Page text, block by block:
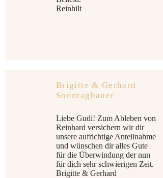
Reinhilt
Brigitte & Gerhard
Sonntagbauer
Liebe Gudi! Zum Ableben von
Reinhard versichern wir dir
unsere aufrichtige Anteilnahme
und wünschen dir alles Gute
für die Überwindung der nun
für dich sehr schwierigen Zeit.
Brigitte & Gerhard